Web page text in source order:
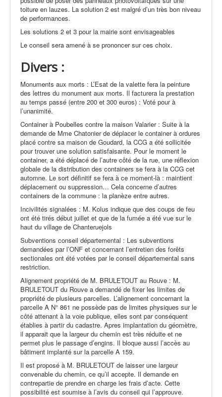
toiture en lauzes. La solution 2 est malgré d’un très bon niveau
de performances.
Les solutions 2 et 3 pour la mairie sont envisageables
Le conseil sera amené à se prononcer sur ces choix.
Divers :
Monuments aux morts : L’Esat de la valette fera la peinture
des lettres du monument aux morts. Il facturera la prestation
au temps passé (entre 200 et 300 euros) : Voté pour à
l’unanimité.
Container à Poubelles contre la maison Valarier : Suite à la
demande de Mme Chatonier de déplacer le container à ordures
placé contre sa maison de Goudard, la CCG a été sollicitée
pour trouver une solution satisfaisante. Pour le moment le
container, a été déplacé de l’autre côté de la rue, une réflexion
globale de la distribution des containers se fera à la CCG cet
automne. Le sort définitif se fera à ce moment-là : maintient
déplacement ou suppression… Cela concerne d’autres
containers de la commune : la planèze entre autres.
Incivilités signalées : M. Kolus indique que des coups de feu
ont été tirés début juillet et que de la fumée a été vue sur le
haut du village de Chanteruejols
Subventions conseil départemental : Les subventions
demandées par l’ONF et concernant l’entretien des forêts
sectionales ont été votées par le conseil départemental sans
restriction.
Alignement propriété de M. BRULETOUT au Rouve : M.
BRULETOUT du Rouve a demandé de fixer les limites de
propriété de plusieurs parcelles. L’alignement concernant la
parcelle A N° 861 ne possède pas de limites physiques sur le
côté attenant à la voie publique, elles sont par conséquent
établies à partir du cadastre. Apres implantation du géomètre,
il apparait que la largeur du chemin est très réduite et ne
permet plus le passage d’engins. Il bloque aussi l’accès au
bâtiment implanté sur la parcelle A 159.
Il est proposé à M. BRULETOUT de laisser une largeur
convenable du chemin, ce qu’il accepte. Il demande en
contrepartie de prendre en charge les frais d’acte. Cette
possibilité est soumise à l’avis du conseil qui l’approuve.